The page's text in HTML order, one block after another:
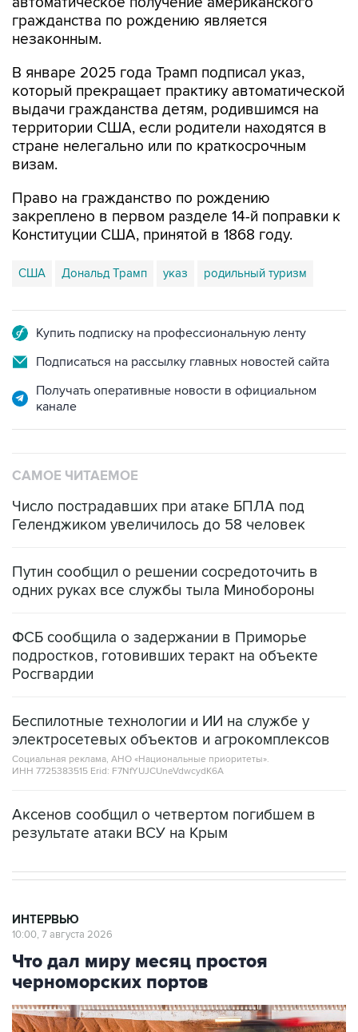
гражданства по рождению является
незаконным.
В январе 2025 года Трамп подписал указ,
который прекращает практику автоматической
выдачи гражданства детям, родившимся на
территории США, если родители находятся в
стране нелегально или по краткосрочным
визам.
Право на гражданство по рождению
закреплено в первом разделе 14-й поправки к
Конституции США, принятой в 1868 году.
США Дональд Трамп указ родильный туризм
Купить подписку на профессиональную ленту
Подписаться на рассылку главных новостей сайта
Получать оперативные новости в официальном
канале
САМОЕ ЧИТАЕМОЕ
Число пострадавших при атаке БПЛА под
Геленджиком увеличилось до 58 человек
Путин сообщил о решении сосредоточить в
одних руках все службы тыла Минобороны
ФСБ сообщила о задержании в Приморье
подростков, готовивших теракт на объекте
Росгвардии
Беспилотные технологии и ИИ на службе у
электросетевых объектов и агрокомплексов
Социальная реклама, АНО «Национальные приоритеты».
ИНН 7725383515 Erid: F7NfYUJCUneVdwcydK6A
Аксенов сообщил о четвертом погибшем в
результате атаки ВСУ на Крым
ИНТЕРВЬЮ
10:00, 7 августа 2026
Что дал миру месяц простоя
черноморских портов